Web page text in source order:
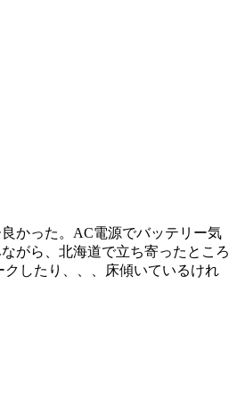
かった。AC電源でバッテリー気
がら、北海道で立ち寄ったところ
クしたり、、、床傾いているけれ